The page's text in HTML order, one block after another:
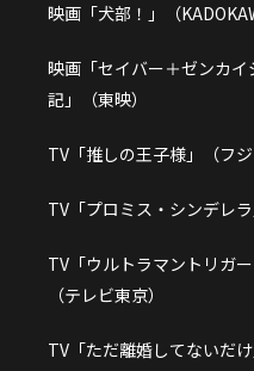
映画「犬部！」（
映画「セイバー＋ゼンカ
記」（東映）
TV「推しの王子様」（フジ
TV「プロミス・シンデレ
TV「ウルトラマントリガー
（テレビ東京）
TV「ただ離婚してないだけ